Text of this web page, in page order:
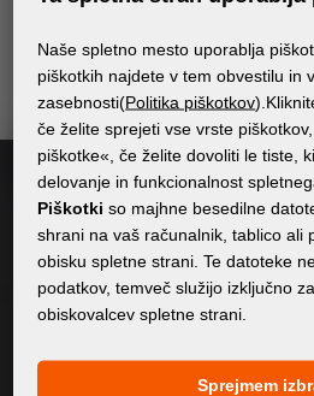
uporabne
Potrjujemsplošne
Politika
Naše spletno mesto uporablja
piškotkih najdete v tem obvestilu in
zasebnosti(Politika piškotkov
če želite sprejeti vse vrste
piškotke«, če želite dovoliti le tiste,
delovanje in funkcionalnost
Piškotki so majhne besedilne
shrani na vaš računalnik, tablico ali
obisku spletne strani. Te datoteke
podatkov, temveč služijo izključno
obiskovalcev spletne strani.
Sprejmem